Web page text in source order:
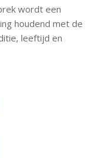
wordt een
houdend met de
leeftijd en